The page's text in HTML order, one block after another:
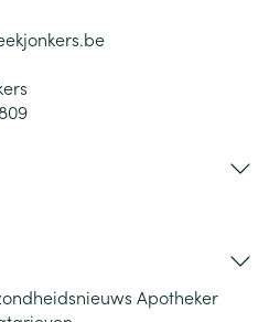
Apotheker